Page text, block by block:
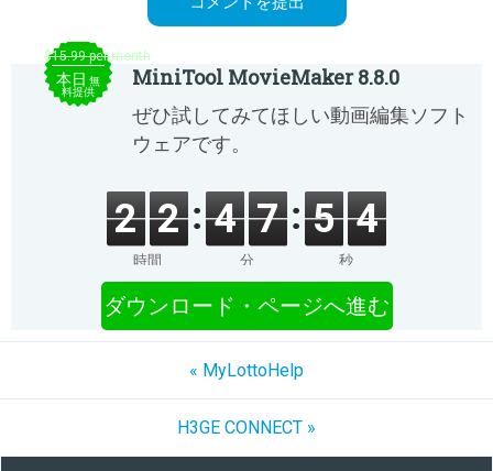
$15.99 per month
本日 無
料提供
MiniTool MovieMaker 8.8.0
ぜひ試してみてほしい動画編集ソフト
ウェアです。
2 2
時間
4 7
分
5 4
秒
ダウンロード・ページへ進む
« MyLottoHelp
H3GE CONNECT »